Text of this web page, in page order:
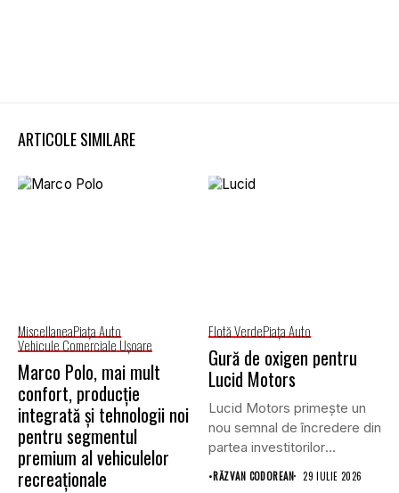
ARTICOLE SIMILARE
MiscellaneaPiaţa Auto
Vehicule Comerciale Uşoare
Marco Polo, mai mult
confort, producție
integrată și tehnologii noi
pentru segmentul
premium al vehiculelor
recreaționale
Flotă VerdePiaţa Auto
Gură de oxigen pentru
Lucid Motors
Lucid Motors primește un
nou semnal de încredere din
partea investitorilor
saudiți,...
•RĂZVAN CODOREAN 29 IULIE 2026